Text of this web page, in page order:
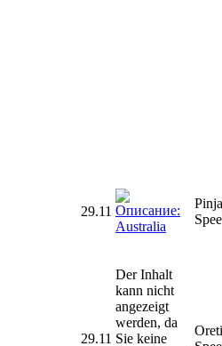
29.11
29.11
Der Inhalt
kann nicht
angezeigt
werden, da
Sie keine